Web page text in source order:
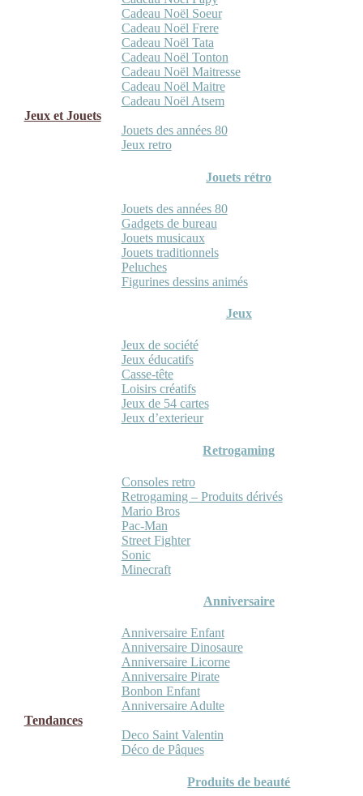
Cadeau Noël Soeur
Cadeau Noël Frere
Cadeau Noël Tata
Cadeau Noël Tonton
Cadeau Noël Maitresse
Cadeau Noël Maitre
Cadeau Noël Atsem
Jeux et Jouets
Jouets des années 80
Jeux retro
Jouets rétro
Jouets des années 80
Gadgets de bureau
Jouets musicaux
Jouets traditionnels
Peluches
Figurines dessins animés
Jeux
Jeux de société
Jeux éducatifs
Casse-tête
Loisirs créatifs
Jeux de 54 cartes
Jeux d’exterieur
Retrogaming
Consoles retro
Retrogaming – Produits dérivés
Mario Bros
Pac-Man
Street Fighter
Sonic
Minecraft
Anniversaire
Anniversaire Enfant
Anniversaire Dinosaure
Anniversaire Licorne
Anniversaire Pirate
Bonbon Enfant
Anniversaire Adulte
Tendances
Deco Saint Valentin
Déco de Pâques
Produits de beauté